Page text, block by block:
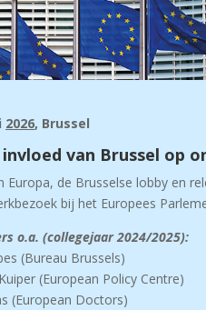
2026, Brussel
van Brussel op
Europa, de Brusselse lobby en
bij het Europees
o.a. (collegejaar 2024/2025):
(Bureau Brussels)
(European Policy Centre)
(European Doctors)